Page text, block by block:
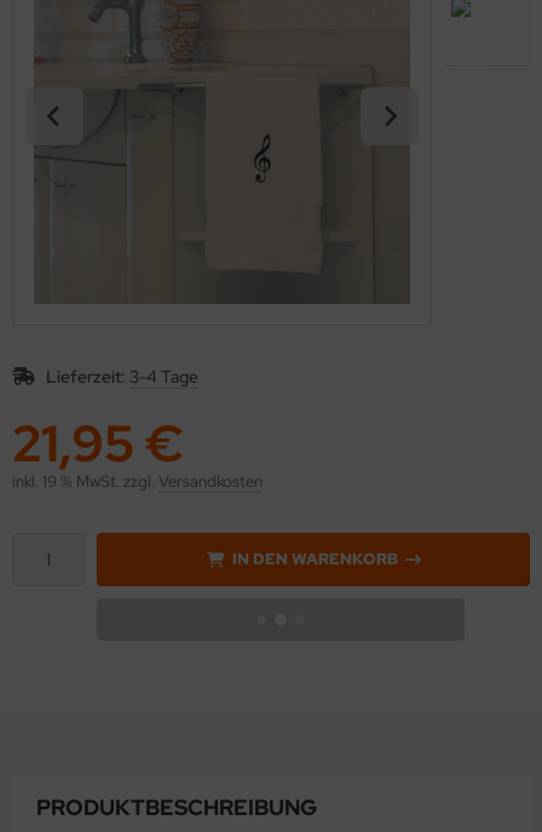
Lieferzeit: 3-4 Tage
21,95 €
inkl. 19 % MwSt. zzgl. Versandkosten
IN DEN WARENKORB
PRODUKTBESCHREIBUNG
/ Weihnachten